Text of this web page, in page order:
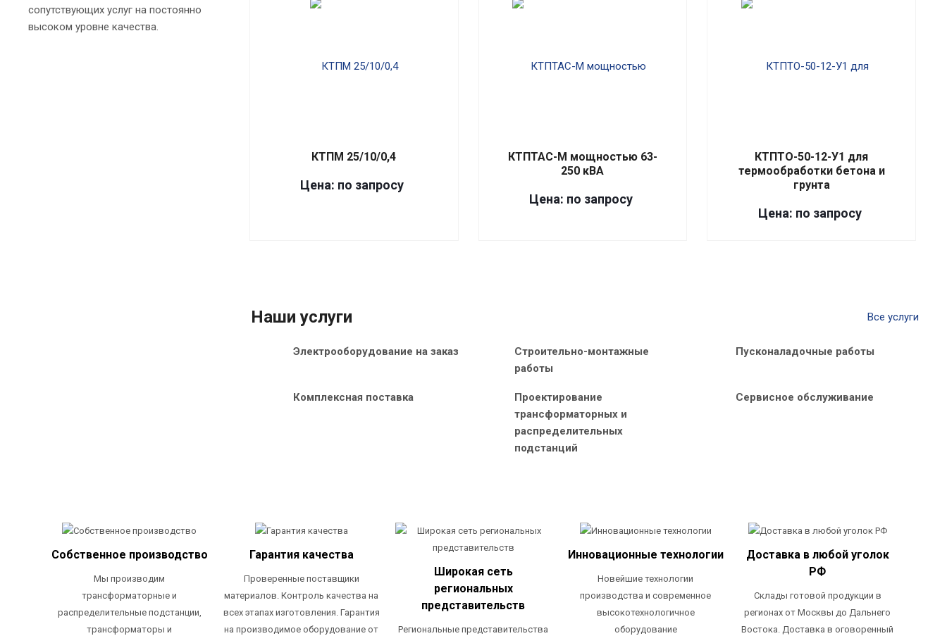
КТПМ 25/10/0,4
Цена: по запросу
КТПТАС-М мощностью 63-
250 кВА
Цена: по запросу
КТПТО-50-12-У1 для
термообработки бетона и
грунта
Цена: по запросу
Все услуги
Наши услуги
Электрооборудование на заказ
Строительно-монтажные
работы
Пусконаладочные работы
Комплексная поставка
Проектирование
трансформаторных и
распределительных
подстанций
Сервисное обслуживание
сопутствующих услуг на постоянно
высоком уровне качества.
Собственное производство
Мы производим
трансформаторные и
распределительные подстанции,
трансформаторы и
Гарантия качества
Проверенные поставщики
материалов. Контроль качества на
всех этапах изготовления. Гарантия
на производимое оборудование от
Широкая сеть
региональных
представительств
Региональные представительства
Инновационные технологии
Новейшие технологии
производства и современное
высокотехнологичное
оборудование
Доставка в любой уголок
РФ
Склады готовой продукции в
регионах от Москвы до Дальнего
Востока. Доставка в оговоренный